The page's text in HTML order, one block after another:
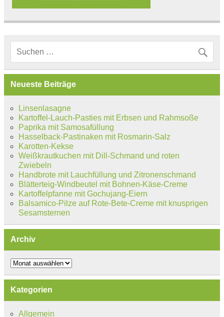
Neueste Beiträge
Linsenlasagne
Kartoffel-Lauch-Pasties mit Erbsen und Rahmsoße
Paprika mit Samosafüllung
Hasselback-Pastinaken mit Rosmarin-Salz
Karotten-Kekse
Weißkrautkuchen mit Dill-Schmand und roten
Zwiebeln
Handbrote mit Lauchfüllung und Zitronenschmand
Blätterteig-Windbeutel mit Bohnen-Käse-Creme
Kartoffelpfanne mit Gochujang-Eiern
Balsamico-Pilze auf Rote-Bete-Creme mit knusprigen
Sesamsternen
Archiv
Archiv
Kategorien
Allgemein